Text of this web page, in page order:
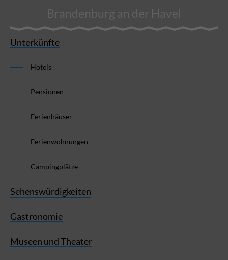
Brandenburg an der Havel
Unterkünfte
Hotels
Pensionen
Ferienhäuser
Ferienwohnungen
Campingplätze
Sehenswürdigkeiten
Gastronomie
Museen und Theater